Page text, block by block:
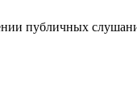
публичных